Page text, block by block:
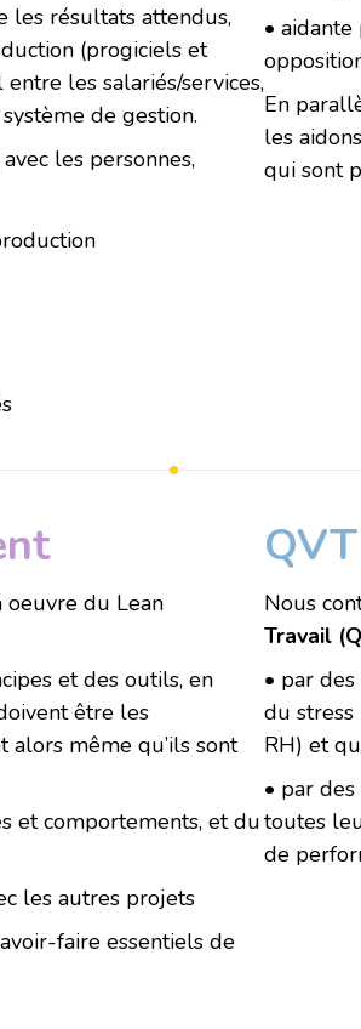
les résultats attendus,
(progiciels et
les salariés/services,
de gestion.
les personnes,
•
En
les
qui sont
oeuvre du Lean
et des outils, en
être les
alors même qu’ils sont
et comportements, et du
les autres projets
faire essentiels de
Nous
Travail
• par
du stress
RH) et
• par
toutes
de